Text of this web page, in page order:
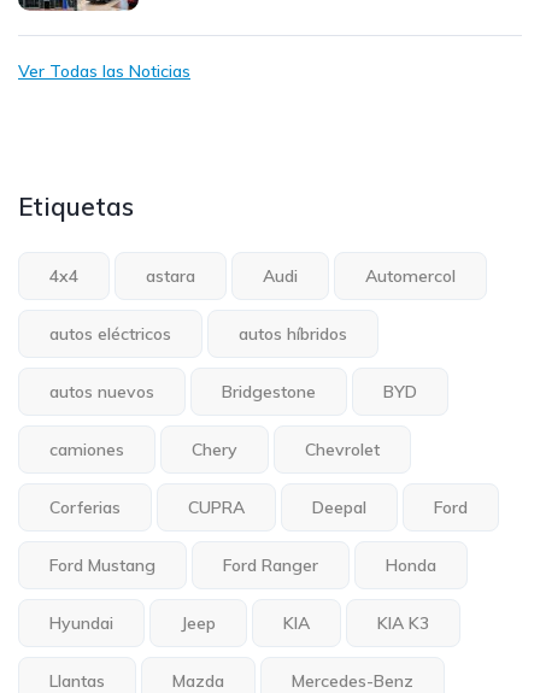
Ver Todas las Noticias
Etiquetas
4x4 astara Audi Automercol
autos eléctricos autos híbridos
autos nuevos Bridgestone BYD
camiones Chery Chevrolet
Corferias CUPRA Deepal Ford
Ford Mustang Ford Ranger Honda
Hyundai Jeep KIA KIA K3
Llantas Mazda Mercedes-Benz